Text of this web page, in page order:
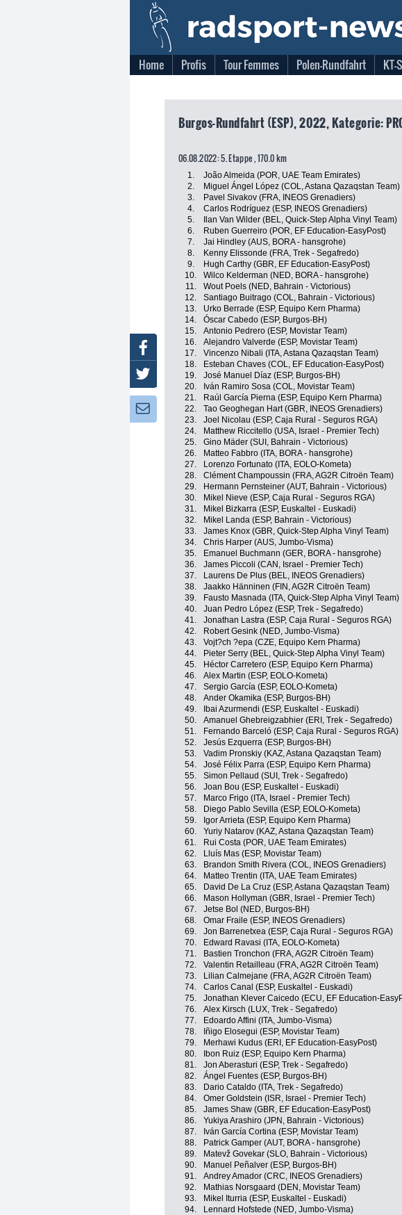
Home Profis Tour Femmes Polen-Rundfahrt KT-
Burgos-Rundfahrt (ESP), 2022, Kategorie:
06.08.2022: 5. Etappe , 170.0 km
1. João Almeida (POR, UAE Team Emirates)
2.
Miguel Ángel López (COL, Astana Qazaqstan Team)
3.
Pavel Sivakov (FRA, INEOS Grenadiers)
4.
Carlos Rodríguez (ESP, INEOS Grenadiers)
5.
Ilan Van Wilder (BEL, Quick-Step Alpha Vinyl Team)
6.
Ruben Guerreiro (POR, EF Education-EasyPost)
7.
Jai Hindley (AUS, BORA - hansgrohe)
8.
Kenny Elissonde (FRA, Trek - Segafredo)
9.
Hugh Carthy (GBR, EF Education-EasyPost)
10.
Wilco Kelderman (NED, BORA - hansgrohe)
11.
Wout Poels (NED, Bahrain - Victorious)
12.
Santiago Buitrago (COL, Bahrain - Victorious)
13.
Urko Berrade (ESP, Equipo Kern Pharma)
14.
Óscar Cabedo (ESP, Burgos-BH)
15.
Antonio Pedrero (ESP, Movistar Team)
16.
Alejandro Valverde (ESP, Movistar Team)
17.
Vincenzo Nibali (ITA, Astana Qazaqstan Team)
18.
Esteban Chaves (COL, EF Education-EasyPost)
19.
José Manuel Díaz (ESP, Burgos-BH)
20.
Iván Ramiro Sosa (COL, Movistar Team)
21.
Raúl García Pierna (ESP, Equipo Kern Pharma)
22.
Tao Geoghegan Hart (GBR, INEOS Grenadiers)
23.
Joel Nicolau (ESP, Caja Rural - Seguros RGA)
24.
Matthew Riccitello (USA, Israel - Premier Tech)
25.
Gino Mäder (SUI, Bahrain - Victorious)
26.
Matteo Fabbro (ITA, BORA - hansgrohe)
27.
Lorenzo Fortunato (ITA, EOLO-Kometa)
28.
Clément Champoussin (FRA, AG2R Citroën Team)
29.
Hermann Pernsteiner (AUT, Bahrain - Victorious)
30.
Mikel Nieve (ESP, Caja Rural - Seguros RGA)
31.
Mikel Bizkarra (ESP, Euskaltel - Euskadi)
32.
Mikel Landa (ESP, Bahrain - Victorious)
33.
James Knox (GBR, Quick-Step Alpha Vinyl Team)
34.
Chris Harper (AUS, Jumbo-Visma)
35.
Emanuel Buchmann (GER, BORA - hansgrohe)
36.
James Piccoli (CAN, Israel - Premier Tech)
37.
Laurens De Plus (BEL, INEOS Grenadiers)
38.
Jaakko Hänninen (FIN, AG2R Citroën Team)
39.
Fausto Masnada (ITA, Quick-Step Alpha Vinyl Team)
40.
Juan Pedro López (ESP, Trek - Segafredo)
41.
Jonathan Lastra (ESP, Caja Rural - Seguros RGA)
42.
Robert Gesink (NED, Jumbo-Visma)
43.
Vojt?ch ?epa (CZE, Equipo Kern Pharma)
44.
Pieter Serry (BEL, Quick-Step Alpha Vinyl Team)
45.
Héctor Carretero (ESP, Equipo Kern Pharma)
46.
Alex Martin (ESP, EOLO-Kometa)
47.
Sergio García (ESP, EOLO-Kometa)
48.
Ander Okamika (ESP, Burgos-BH)
49.
Ibai Azurmendi (ESP, Euskaltel - Euskadi)
50.
Amanuel Ghebreigzabhier (ERI, Trek - Segafredo)
51.
Fernando Barceló (ESP, Caja Rural - Seguros RGA)
52.
Jesús Ezquerra (ESP, Burgos-BH)
53.
Vadim Pronskiy (KAZ, Astana Qazaqstan Team)
54.
José Félix Parra (ESP, Equipo Kern Pharma)
55.
Simon Pellaud (SUI, Trek - Segafredo)
56.
Joan Bou (ESP, Euskaltel - Euskadi)
57.
Marco Frigo (ITA, Israel - Premier Tech)
58.
Diego Pablo Sevilla (ESP, EOLO-Kometa)
59.
Igor Arrieta (ESP, Equipo Kern Pharma)
60.
Yuriy Natarov (KAZ, Astana Qazaqstan Team)
61.
Rui Costa (POR, UAE Team Emirates)
62.
Lluís Mas (ESP, Movistar Team)
63.
Brandon Smith Rivera (COL, INEOS Grenadiers)
64.
Matteo Trentin (ITA, UAE Team Emirates)
65.
David De La Cruz (ESP, Astana Qazaqstan Team)
66.
Mason Hollyman (GBR, Israel - Premier Tech)
67.
Jetse Bol (NED, Burgos-BH)
68.
Omar Fraile (ESP, INEOS Grenadiers)
69.
Jon Barrenetxea (ESP, Caja Rural - Seguros RGA)
70.
Edward Ravasi (ITA, EOLO-Kometa)
71.
Bastien Tronchon (FRA, AG2R Citroën Team)
72.
Valentin Retailleau (FRA, AG2R Citroën Team)
73.
Lilian Calmejane (FRA, AG2R Citroën Team)
74.
Carlos Canal (ESP, Euskaltel - Euskadi)
75.
Jonathan Klever Caicedo (ECU, EF Education-
76.
Alex Kirsch (LUX, Trek - Segafredo)
77.
Edoardo Affini (ITA, Jumbo-Visma)
78.
Iñigo Elosegui (ESP, Movistar Team)
79.
Merhawi Kudus (ERI, EF Education-EasyPost)
80.
Ibon Ruiz (ESP, Equipo Kern Pharma)
81.
Jon Aberasturi (ESP, Trek - Segafredo)
82.
Ángel Fuentes (ESP, Burgos-BH)
83.
Dario Cataldo (ITA, Trek - Segafredo)
84.
Omer Goldstein (ISR, Israel - Premier Tech)
85.
James Shaw (GBR, EF Education-EasyPost)
86.
Yukiya Arashiro (JPN, Bahrain - Victorious)
87.
Iván García Cortina (ESP, Movistar Team)
88.
Patrick Gamper (AUT, BORA - hansgrohe)
89.
Matevž Govekar (SLO, Bahrain - Victorious)
90.
Manuel Peñalver (ESP, Burgos-BH)
91.
Andrey Amador (CRC, INEOS Grenadiers)
92.
Mathias Norsgaard (DEN, Movistar Team)
93.
Mikel Iturria (ESP, Euskaltel - Euskadi)
94.
Lennard Hofstede (NED, Jumbo-Visma)
Facebook
Twitter
Newsletter: